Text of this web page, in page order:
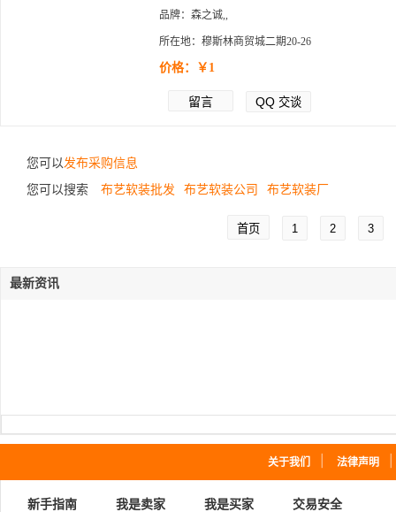
品牌：森之诚,,
所在地：穆斯林商贸城二期20-26
价格：￥1
留言 QQ 交谈
您可以发布采购信息
您可以搜索
布艺软装批发 布艺软装公司 布艺软装厂
首页 1 2 3
最新资讯
关于我们 法律声明
新手指南 我是卖家 我是买家 交易安全